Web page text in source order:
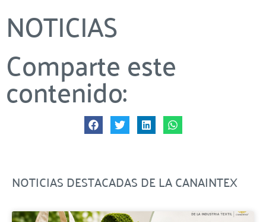
NOTICIAS
Comparte este
contenido:
NOTICIAS DESTACADAS DE LA CANAINTEX​